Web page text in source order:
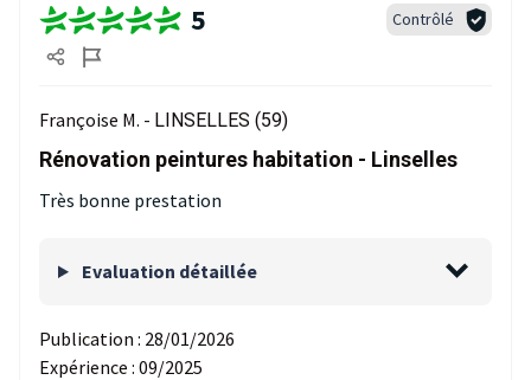
5 Contrôlé
Françoise M. - LINSELLES (59)
Rénovation peintures habitation - Linselles
Très bonne prestation
Evaluation détaillée
Publication : 28/01/2026
Expérience : 09/2025